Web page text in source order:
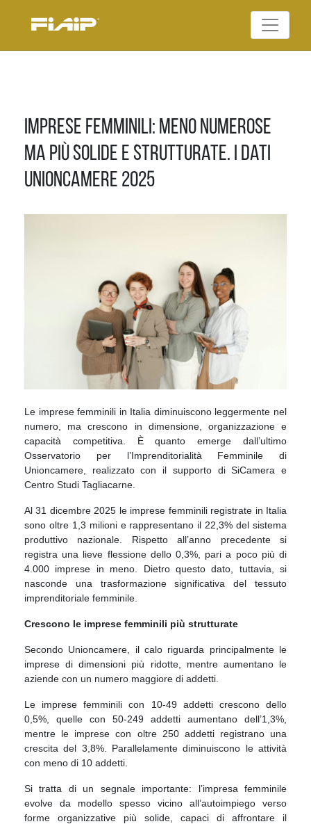
Federazione Italiana
Imprese femminili: meno numerose
ma più solide e strutturate. I dati
Unioncamere 2025
Le imprese femminili in Italia diminuiscono leggermente nel
numero, ma crescono in dimensione, organizzazione e
capacità competitiva. È quanto emerge dall’ultimo
Osservatorio per l’Imprenditorialità Femminile di
Unioncamere, realizzato con il supporto di SiCamera e
Centro Studi Tagliacarne.
Al 31 dicembre 2025 le imprese femminili registrate in Italia
sono oltre 1,3 milioni e rappresentano il 22,3% del sistema
produttivo nazionale. Rispetto all’anno precedente si
registra una lieve flessione dello 0,3%, pari a poco più di
4.000 imprese in meno. Dietro questo dato, tuttavia, si
nasconde una trasformazione significativa del tessuto
imprenditoriale femminile.
Crescono le imprese femminili più strutturate
Secondo Unioncamere, il calo riguarda principalmente le
imprese di dimensioni più ridotte, mentre aumentano le
aziende con un numero maggiore di addetti.
Le imprese femminili con 10-49 addetti crescono dello
0,5%, quelle con 50-249 addetti aumentano dell’1,3%,
mentre le imprese con oltre 250 addetti registrano una
crescita del 3,8%. Parallelamente diminuiscono le attività
con meno di 10 addetti.
Si tratta di un segnale importante: l’impresa femminile
evolve da modello spesso vicino all’autoimpiego verso
forme organizzative più solide, capaci di affrontare il